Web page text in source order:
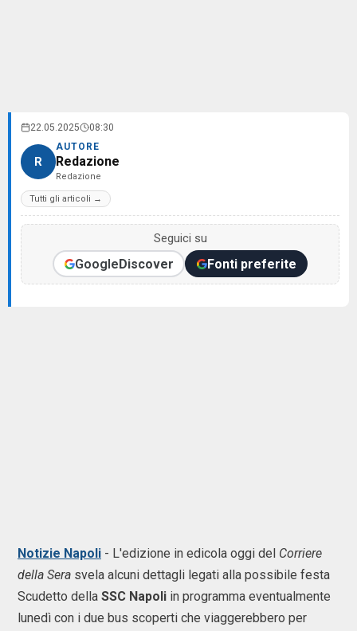
22.05.2025 08:30
R
AUTORE
Redazione
Redazione
Tutti gli articoli →
Seguici su
GoogleDiscover Fonti preferite
Notizie Napoli - L'edizione in edicola oggi del Corriere
della Sera svela alcuni dettagli legati alla possibile festa
Scudetto della SSC Napoli in programma eventualmente
lunedì con i due bus scoperti che viaggerebbero per